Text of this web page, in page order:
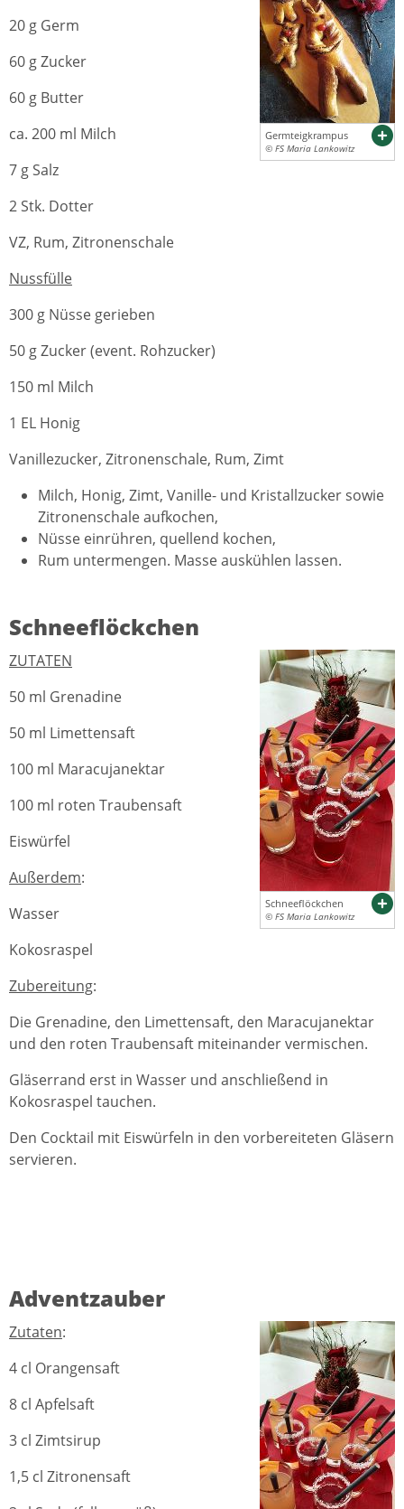
Germteigkrampus
© FS Maria Lankowitz
20 g Germ
60 g Zucker
60 g Butter
ca. 200 ml Milch
7 g Salz
2 Stk. Dotter
VZ, Rum, Zitronenschale
Nussfülle
300 g Nüsse gerieben
50 g Zucker (event. Rohzucker)
150 ml Milch
1 EL Honig
Vanillezucker, Zitronenschale, Rum, Zimt
Milch, Honig, Zimt, Vanille- und Kristallzucker sowie
Zitronenschale aufkochen,
Nüsse einrühren, quellend kochen,
Rum untermengen. Masse auskühlen lassen.
Schneeflöckchen
Schneeflöckchen
© FS Maria Lankowitz
ZUTATEN
50 ml Grenadine
50 ml Limettensaft
100 ml Maracujanektar
100 ml roten Traubensaft
Eiswürfel
Außerdem:
Wasser
Kokosraspel
Zubereitung:
Die Grenadine, den Limettensaft, den Maracujanektar
und den roten Traubensaft miteinander vermischen.
Gläserrand erst in Wasser und anschließend in
Kokosraspel tauchen.
Den Cocktail mit Eiswürfeln in den vorbereiteten Gläsern
servieren.
Adventzauber
Zutaten:
4 cl Orangensaft
8 cl Apfelsaft
3 cl Zimtsirup
1,5 cl Zitronensaft